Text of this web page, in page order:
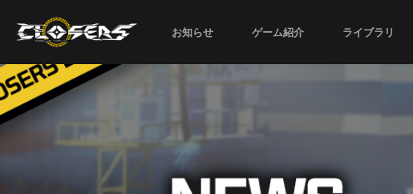
お知らせ ゲーム紹介 ライブラリ